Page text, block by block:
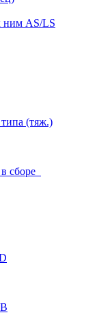
ним AS/LS
(тяж.)
сборе